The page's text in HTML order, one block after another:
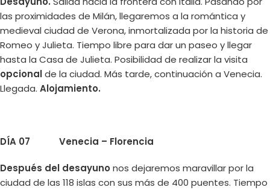
las proximidades de Milán, llegaremos a la romántica y
medieval ciudad de Verona, inmortalizada por la historia de
Romeo y Julieta. Tiempo libre para dar un paseo y llegar
hasta la Casa de Julieta. Posibilidad de realizar la visita
opcionalde la ciudad. Más tarde, continuación a Venecia.
Llegada. Alojamiento.
DÍA 07 Venecia – Florencia
Después del desayuno nos dejaremos maravillar por la
ciudad de las 118 islas con sus más de 400 puentes. Tiempo